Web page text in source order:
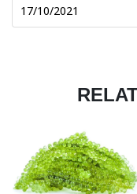
17/10/2021